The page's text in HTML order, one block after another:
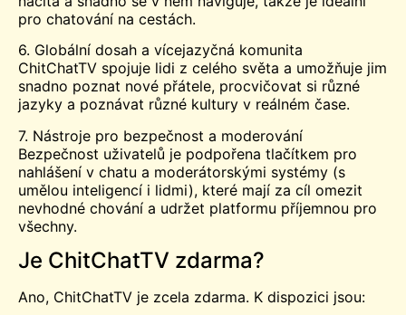
pro chatování na cestách.
6. Globální dosah a vícejazyčná komunita
ChitChatTV spojuje lidi z celého světa a umožňuje jim
snadno poznat nové přátele, procvičovat si různé
jazyky a poznávat různé kultury v reálném čase.
7. Nástroje pro bezpečnost a moderování
Bezpečnost uživatelů je podpořena tlačítkem pro
nahlášení v chatu a moderátorskými systémy (s
umělou inteligencí i lidmi), které mají za cíl omezit
nevhodné chování a udržet platformu příjemnou pro
všechny.
Je ChitChatTV zdarma?
Ano, ChitChatTV je zcela zdarma. K dispozici jsou: